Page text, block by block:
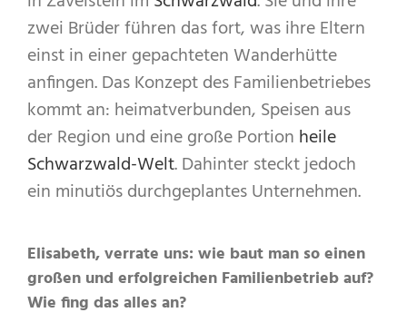
zwei Brüder führen das fort, was ihre Eltern
einst in einer gepachteten Wanderhütte
anfingen. Das Konzept des Familienbetriebes
kommt an: heimatverbunden, Speisen aus
der Region und eine große Portion heile
Schwarzwald-Welt. Dahinter steckt jedoch
ein minutiös durchgeplantes Unternehmen.
Elisabeth, verrate uns: wie baut man so einen
großen und erfolgreichen Familienbetrieb auf?
Wie fing das alles an?